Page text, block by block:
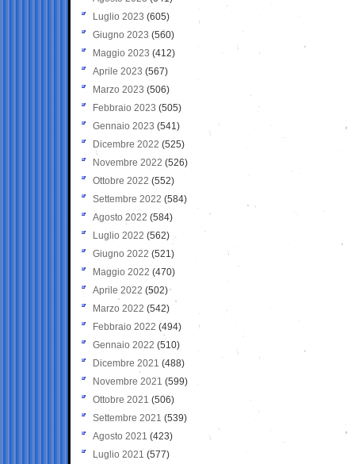
Luglio 2023 (605)
Giugno 2023 (560)
Maggio 2023 (412)
Aprile 2023 (567)
Marzo 2023 (506)
Febbraio 2023 (505)
Gennaio 2023 (541)
Dicembre 2022 (525)
Novembre 2022 (526)
Ottobre 2022 (552)
Settembre 2022 (584)
Agosto 2022 (584)
Luglio 2022 (562)
Giugno 2022 (521)
Maggio 2022 (470)
Aprile 2022 (502)
Marzo 2022 (542)
Febbraio 2022 (494)
Gennaio 2022 (510)
Dicembre 2021 (488)
Novembre 2021 (599)
Ottobre 2021 (506)
Settembre 2021 (539)
Agosto 2021 (423)
Luglio 2021 (577)